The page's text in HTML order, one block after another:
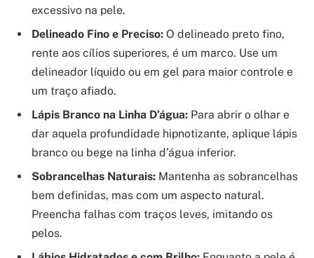
excessivo na pele.
Delineado Fino e Preciso: O delineado preto fino,
rente aos cílios superiores, é um marco. Use um
delineador líquido ou em gel para maior controle e
um traço afiado.
Lápis Branco na Linha D’água: Para abrir o olhar e
dar aquela profundidade hipnotizante, aplique lápis
branco ou bege na linha d’água inferior.
Sobrancelhas Naturais: Mantenha as sobrancelhas
bem definidas, mas com um aspecto natural.
Preencha falhas com traços leves, imitando os
pelos.